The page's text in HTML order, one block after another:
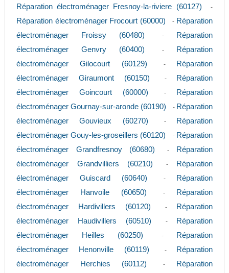
Réparation électroménager Fresnoy-la-riviere (60127) -
Réparation électroménager Frocourt (60000) - Réparation
électroménager Froissy (60480)
-
Réparation
électroménager Genvry (60400)
-
Réparation
électroménager Gilocourt (60129)
-
Réparation
électroménager Giraumont (60150)
-
Réparation
électroménager Goincourt (60000)
-
Réparation
électroménager Gournay-sur-aronde (60190)
- Réparation
électroménager Gouvieux (60270)
-
Réparation
électroménager Gouy-les-groseillers (60120)
- Réparation
électroménager Grandfresnoy (60680)
-
Réparation
électroménager Grandvilliers (60210)
-
Réparation
électroménager Guiscard (60640)
-
Réparation
électroménager Hanvoile (60650)
-
Réparation
électroménager Hardivillers (60120)
-
Réparation
électroménager Haudivillers (60510)
-
Réparation
électroménager Heilles (60250)
-
Réparation
électroménager Henonville (60119)
-
Réparation
électroménager Herchies (60112)
-
Réparation